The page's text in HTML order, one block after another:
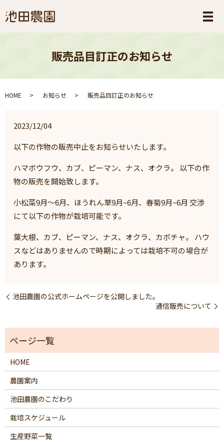
メ
販売品目訂正のお知らせ
HOME お知らせ 販売品目訂正のお知らせ
2023/12/04
以下の作物の販売中止をお知らせいたします。
ハマボウフウ、カブ、ピーマン、ナス、オクラ。 以下の作
物の販売を開始致します。
小松菜9月～6月、ほうれん草9月~6月、春菊9月~6月 交渉
にて以下の作物が栽培可能です。
葉大根、カブ、ピーマン、ナス、オクラ、カボチャ。 ハウ
スなどはありませんので時期によっては栽培不可の場合が
あります。
池田農園の公式ホームページを公開しました。
通信販売について
HOME
農園案内
池田農園のこだわり
栽培スケジュール
生産野菜一覧